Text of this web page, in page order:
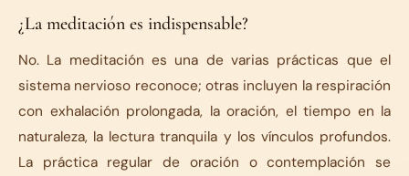
¿La meditación es indispensable?
No. La meditación es una de varias prácticas que el
sistema nervioso reconoce; otras incluyen la respiración
con exhalación prolongada, la oración, el tiempo en la
naturaleza, la lectura tranquila y los vínculos profundos.
La práctica regular de oración o contemplación se